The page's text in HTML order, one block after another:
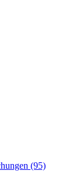
(95)